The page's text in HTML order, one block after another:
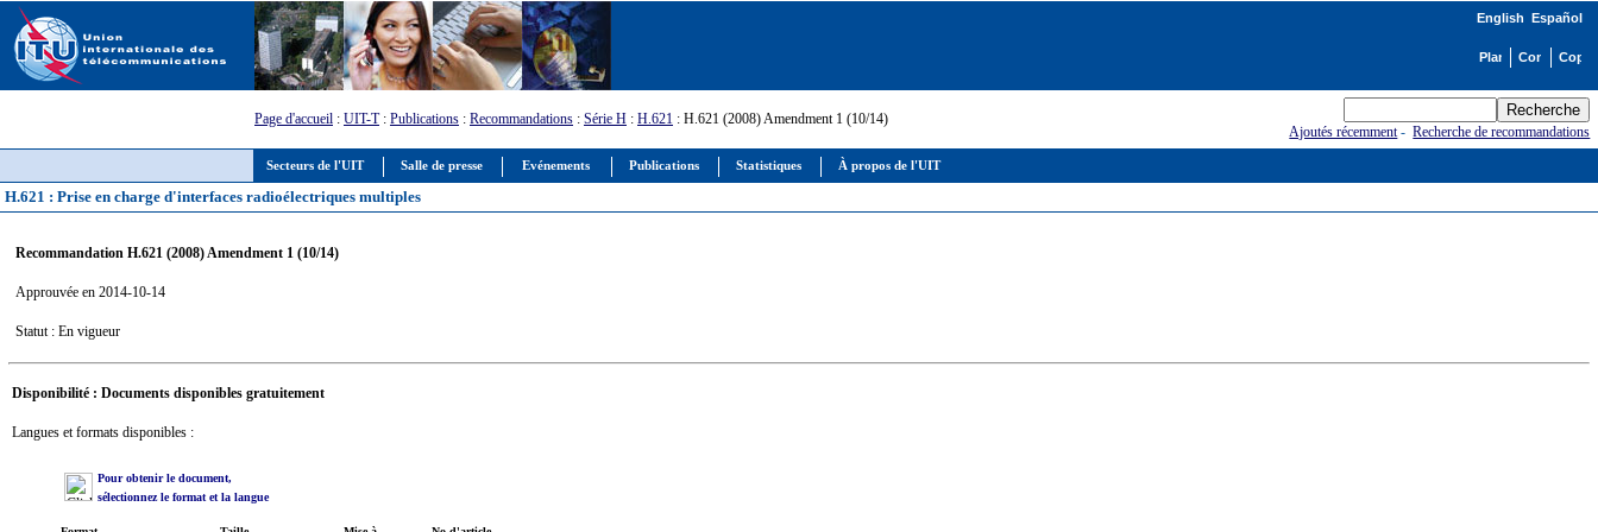
Secteurs de l'UIT Salle de presse Evénements Publications Statistiques À propos de l'UIT
English Español
Page d'accueil : UIT-T: Publications : Recommandations : Série H : H.621 : H.621 (2008) Amendment 1 (10/14)
Ajoutés récemment-Recherche de recommandations
H.621 : Prise en charge d'interfaces radioélectriques multiples
Recommandation H.621 (2008) Amendment 1 (10/14)
Approuvée en 2014-10-14
Statut : En vigueur
Disponibilité : Documents disponibles gratuitement
Langues et formats disponibles :
Pour obtenir le document,
sélectionnez le format et la langue